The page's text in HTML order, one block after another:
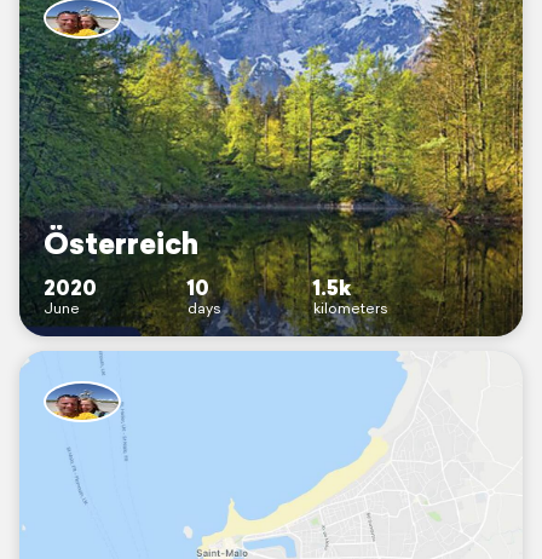
Österreich
2020
June
10
days
1.5k
kilometers